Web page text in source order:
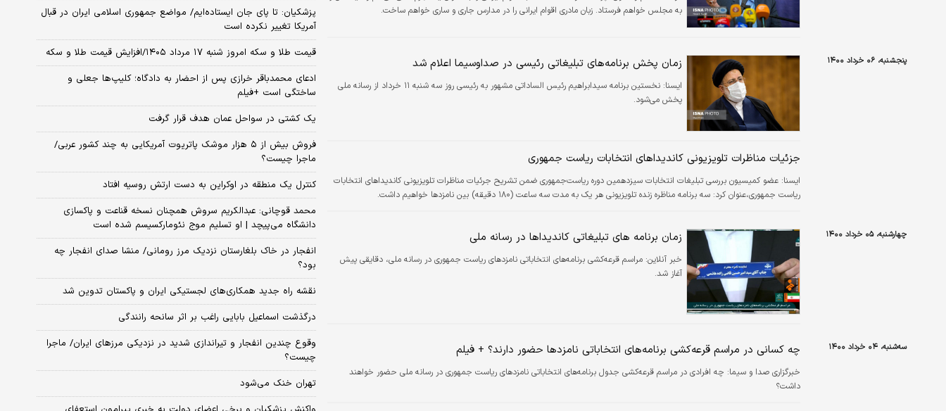
به مجلس خواهم فرستاد. زبان مادری اقوام ایرانی را در مدارس جاری و ساری خواهم ساخت.
پنجشنبه، ۰۶ خرداد ۱۴۰۰ زمان پخش برنامه‌های تبلیغاتی رئیسی در صداوسیما اعلام شد
ايسنا:
نخستین برنامه سیدابراهیم رئیس الساداتی مشهور به رئیسی روز سه شنبه ۱۱ خرداد از رسانه ملی
پخش می‌شود.
جزئیات مناظرات تلویزیونی کاندیداهای انتخابات ریاست جمهوری
ايسنا: عضو کمیسیون بررسی تبلیغات انتخابات سیزدهمین دوره ریاست‌جمهوری ضمن تشریح جرئیات مناظرات تلویزیونی کاندیداهای انتخابات
ریاست جمهوری،عنوان کرد: سه برنامه مناظره زنده تلویزیونی هر یک به مدت سه ساعت (۱۸۰ دقیقه) بین نامزدها خواهیم داشت.
چهارشنبه، ۰۵ خرداد ۱۴۰۰ زمان برنامه های تبلیغاتی کاندیداها در رسانه ملی
خبر آنلاین: مراسم قرعه‌کشی برنامه‌های انتخاباتی نامزدهای ریاست جمهوری در رسانه ملی، دقایقی پیش
آغاز شد.
سه‌شنبه، ۰۴ خرداد ۱۴۰۰ چه کسانی در مراسم قرعه‌کشی برنامه‌های انتخاباتی نامزدها حضور دارند؟ + فیلم
خبرگزاری صدا و سیما: چه افرادی در مراسم قرعه‌کشی جدول برنامه‌های انتخاباتی نامزدهای ریاست جمهوری در رسانه ملی حضور خواهند
داشت؟
پزشکیان: تا پای جان ایستاده‌ایم/ مواضع جمهوری اسلامی ایران در قبال
آمریکا تغییر نکرده است
قیمت طلا و سکه امروز شنبه ۱۷ مرداد ۱۴۰۵/افزایش قیمت طلا و سکه
ادعای محمدباقر خرازی پس از احضار به دادگاه؛ کلیپ‌ها جعلی و
ساختگی است +فیلم
یک کشتی در سواحل عمان هدف قرار گرفت
فروش بیش از ۵ هزار موشک پاتریوت آمریکایی به چند کشور عربی/
ماجرا چیست؟
کنترل یک منطقه در اوکراین به دست ارتش روسیه افتاد
محمد قوچانی: عبدالکریم سروش همچنان نسخه قناعت و پاکسازی
دانشگاه می‌پیچد | او تسلیم موج نئومارکسیسم شده است
انفجار در خاک بلغارستان نزدیک مرز رومانی/ منشا صدای انفجار چه
بود؟
نقشه راه جدید همکاری‌های لجستیکی ایران و پاکستان تدوین شد
درگذشت اسماعیل بابایی راغب بر اثر سانحه رانندگی
وقوع چندین انفجار و تیراندازی شدید در نزدیکی مرز‌های ایران/ ماجرا
چیست؟
تهران خنک می‌شود